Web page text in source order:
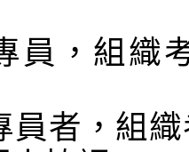
員，組織
員者，組